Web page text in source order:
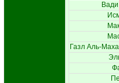
Газл Аль-